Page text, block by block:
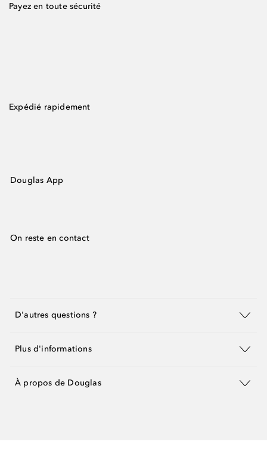
Payez en toute sécurité
Expédié rapidement
Douglas App
On reste en contact
D'autres questions ?
Plus d'informations
À propos de Douglas